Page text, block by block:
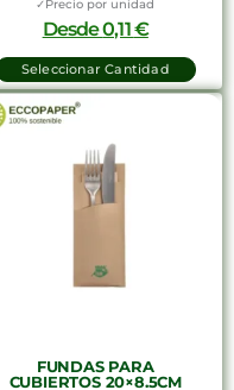
✓Precio por unidad
Desde0,11€
Seleccionar Cantidad
FUNDAS PARA
CUBIERTOS 20×8.5CM